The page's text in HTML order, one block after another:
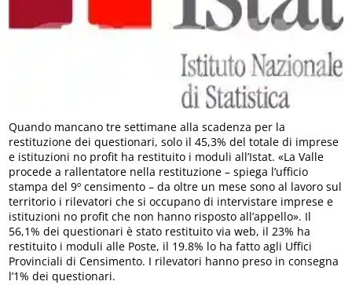
Quando mancano tre settimane alla scadenza per la
restituzione dei questionari, solo il 45,3% del totale di imprese
e istituzioni no profit ha restituito i moduli all’Istat. «La Valle
procede a rallentatore nella restituzione – spiega l’ufficio
stampa del 9º censimento – da oltre un mese sono al lavoro sul
territorio i rilevatori che si occupano di intervistare imprese e
istituzioni no profit che non hanno risposto all’appello». Il
56,1% dei questionari è stato restituito via web, il 23% ha
restituito i moduli alle Poste, il 19.8% lo ha fatto agli Uffici
Provinciali di Censimento. I rilevatori hanno preso in consegna
l’1% dei questionari.